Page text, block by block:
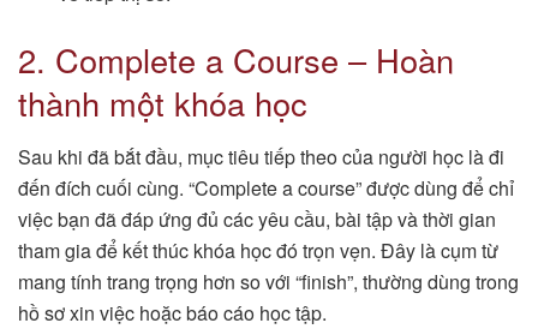
2. Complete a Course – Hoàn
thành một khóa học
Sau khi đã bắt đầu, mục tiêu tiếp theo của người học là đi
đến đích cuối cùng. “Complete a course” được dùng để chỉ
việc bạn đã đáp ứng đủ các yêu cầu, bài tập và thời gian
tham gia để kết thúc khóa học đó trọn vẹn. Đây là cụm từ
mang tính trang trọng hơn so với “finish”, thường dùng trong
hồ sơ xin việc hoặc báo cáo học tập.